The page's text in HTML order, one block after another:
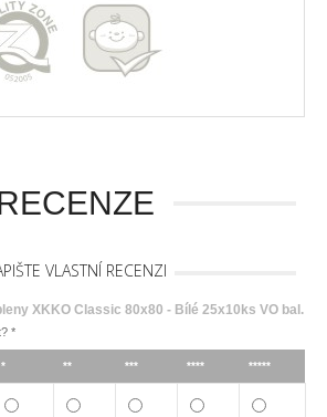
VLASTNÍ RECENZI
XKKO Classic 80x80 - Bílé 25x10ks VO bal.
*
* ** *** **** *****